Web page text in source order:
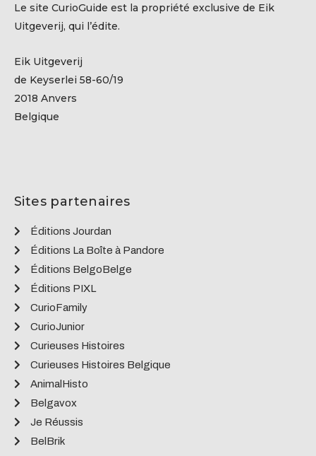
Le site CurioGuide est la propriété exclusive de Eik
Uitgeverij, qui l’édite.
Eik Uitgeverij
de Keyserlei 58-60/19
2018 Anvers
Belgique
Sites partenaires
Éditions Jourdan
Éditions La Boîte à Pandore
Éditions BelgoBelge
Éditions PIXL
CurioFamily
CurioJunior
Curieuses Histoires
Curieuses Histoires Belgique
AnimalHisto
Belgavox
Je Réussis
BelBrik